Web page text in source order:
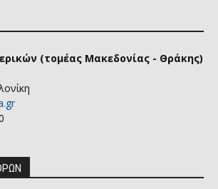
(τομέας Μακεδονίας - Θράκης)